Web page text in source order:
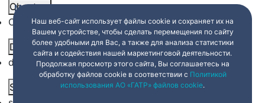
Chapters
Chapters
Descriptions
descriptions off , selected
Subtitles
Маскировочные сети от
петербургских
добровольцев
5 февраля 202520:00
Волонтеры из Петербурга
очищают берег Черного
5 февраля 202520:00
Наш веб-сайт использует файлы cookie и сохраняет их на
Вашем устройстве, чтобы сделать перемещения по сайту
более удобными для Вас, а также для анализа статистики
сайта и содействия нашей маркетинговой деятельности.
Продолжая просмотр этого сайта, Вы соглашаетесь на
обработку файлов cookie в соответствии с Политикой
использования АО «ГАТР» файлов cookie.